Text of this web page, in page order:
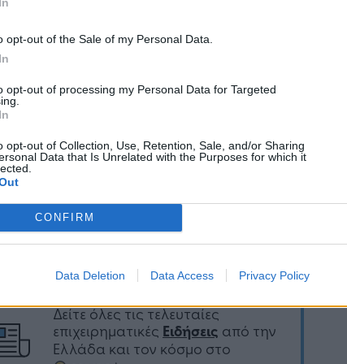
opt-out of the Sale of my Personal Data.
opt-out of processing my Personal Data for Targeted
opt-out of Collection, Use, Retention, Sale, and/or Sharing
Data that Is Unrelated with the Purposes for which it
CONFIRM
Data Deletion Data Access Privacy Policy
Δείκτης Εισροών του δωδεκαμήνου
23,8% σε σύγκριση με τον αντίστοιχο δείκτη
Ιανουαρίου 2021 - Δεκεμβρίου 2021.
Ακολουθήστε το στο
Google News
όλα τα επιχειρηματικά νέα
Δείτε όλες τις τελευταίες
επιχειρηματικές Ειδήσεις από την
Ελλάδα και τον κόσμο στο